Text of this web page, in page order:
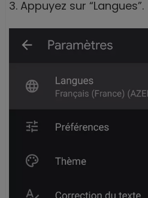
3. Appuyez sur “Langues”.